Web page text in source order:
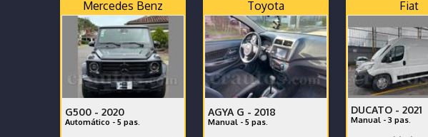
Mercedes Benz
G500 - 2020
Automático - 5 pas.
Toyota
AGYA G - 2018
Manual - 5 pas.
Fiat
DUCATO - 2021
Manual - 3 pas.